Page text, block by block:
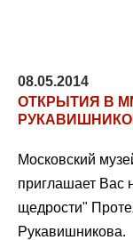
08.05.2014
ОТКРЫТИЯ В
Московский
приглашает Вас
щедрости"
Рукавишникова.